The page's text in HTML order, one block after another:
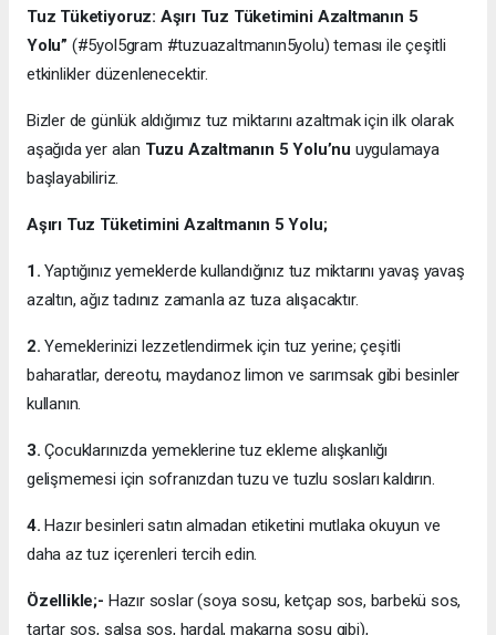
Tuz Tüketiyoruz: Aşırı Tuz Tüketimini Azaltmanın 5
Yolu” (#5yol5gram #tuzuazaltmanın5yolu) teması ile çeşitli
etkinlikler düzenlenecektir.
Bizler de günlük aldığımız tuz miktarını azaltmak için ilk olarak
aşağıda yer alan Tuzu Azaltmanın 5 Yolu’nu uygulamaya
başlayabiliriz.
Aşırı Tuz Tüketimini Azaltmanın 5 Yolu;
1.Yaptığınız yemeklerde kullandığınız tuz miktarını yavaş yavaş
azaltın, ağız tadınız zamanla az tuza alışacaktır.
2.Yemeklerinizi lezzetlendirmek için tuz yerine; çeşitli
baharatlar, dereotu, maydanoz limon ve sarımsak gibi besinler
kullanın.
3.Çocuklarınızda yemeklerine tuz ekleme alışkanlığı
gelişmemesi için sofranızdan tuzu ve tuzlu sosları kaldırın.
4.Hazır besinleri satın almadan etiketini mutlaka okuyun ve
daha az tuz içerenleri tercih edin.
Özellikle;- Hazır soslar (soya sosu, ketçap sos, barbekü sos,
tartar sos, salsa sos, hardal, makarna sosu gibi),